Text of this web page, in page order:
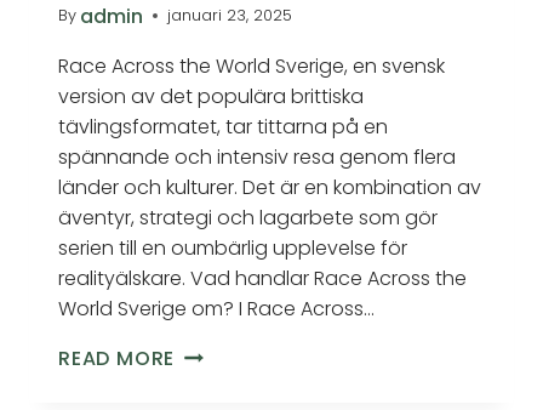
By admin januari 23, 2025
Race Across the World Sverige, en svensk
version av det populära brittiska
tävlingsformatet, tar tittarna på en
spännande och intensiv resa genom flera
länder och kulturer. Det är en kombination av
äventyr, strategi och lagarbete som gör
serien till en oumbärlig upplevelse för
realityälskare. Vad handlar Race Across the
World Sverige om? I Race Across…
READ MORE